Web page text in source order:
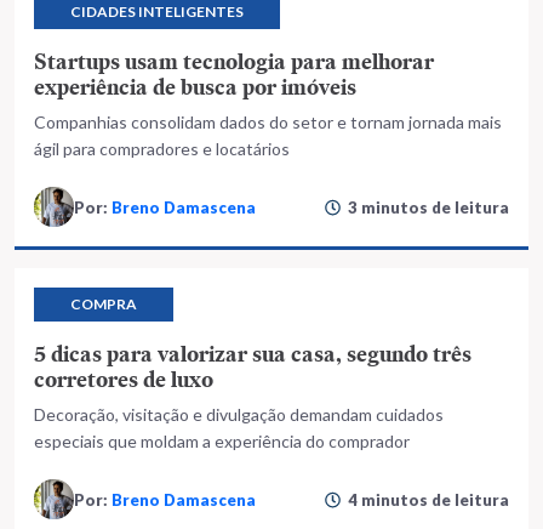
CIDADES INTELIGENTES
Startups usam tecnologia para melhorar
experiência de busca por imóveis
Companhias consolidam dados do setor e tornam jornada mais
ágil para compradores e locatários
Por: Breno Damascena 3 minutos de leitura
COMPRA
5 dicas para valorizar sua casa, segundo três
corretores de luxo
Decoração, visitação e divulgação demandam cuidados
especiais que moldam a experiência do comprador
Por: Breno Damascena 4 minutos de leitura